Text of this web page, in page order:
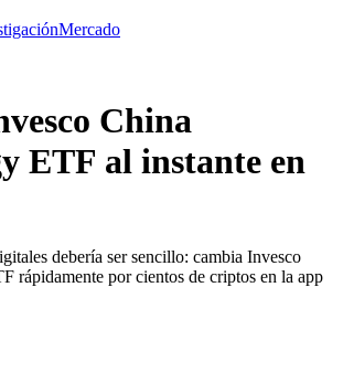
Mercado
China
ETF al instante en
debería ser sencillo: cambia Invesco
rápidamente por cientos de criptos en la app